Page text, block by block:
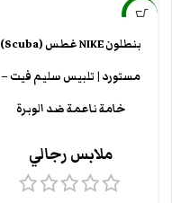
-25%
بنطلون NIKE غطس (Scuba)
مستورد | تلبيس سليم فيت –
خامة ناعمة ضد الوبرة
ملابس رجالي